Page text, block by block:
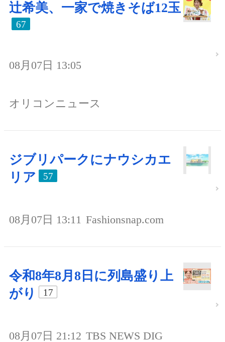
辻希美、一家で焼きそば12玉
67
08月07日 13:05
オリコンニュース
ジブリパークにナウシカエ
リア
57
08月07日 13:11 Fashionsnap.com
令和8年8月8日に列島盛り上
がり
17
08月07日 21:12 TBS NEWS DIG